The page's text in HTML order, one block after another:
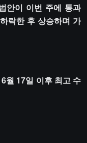
안이 이번 주에 통과
락한 후 상승하며 가
월 17일 이후 최고 수